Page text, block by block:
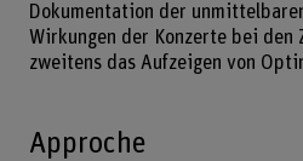
Dokumentation der
Wirkungen der Konzerte bei den
zweitens das Aufzeigen von
Approche